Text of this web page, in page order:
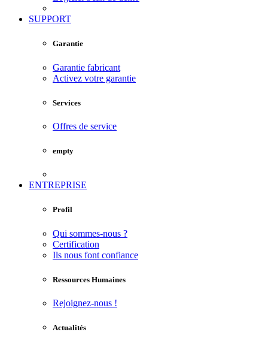
SUPPORT
Garantie
Garantie fabricant
Activez votre garantie
Services
Offres de service
empty
ENTREPRISE
Profil
Qui sommes-nous ?
Certification
Ils nous font confiance
Ressources Humaines
Rejoignez-nous !
Actualités